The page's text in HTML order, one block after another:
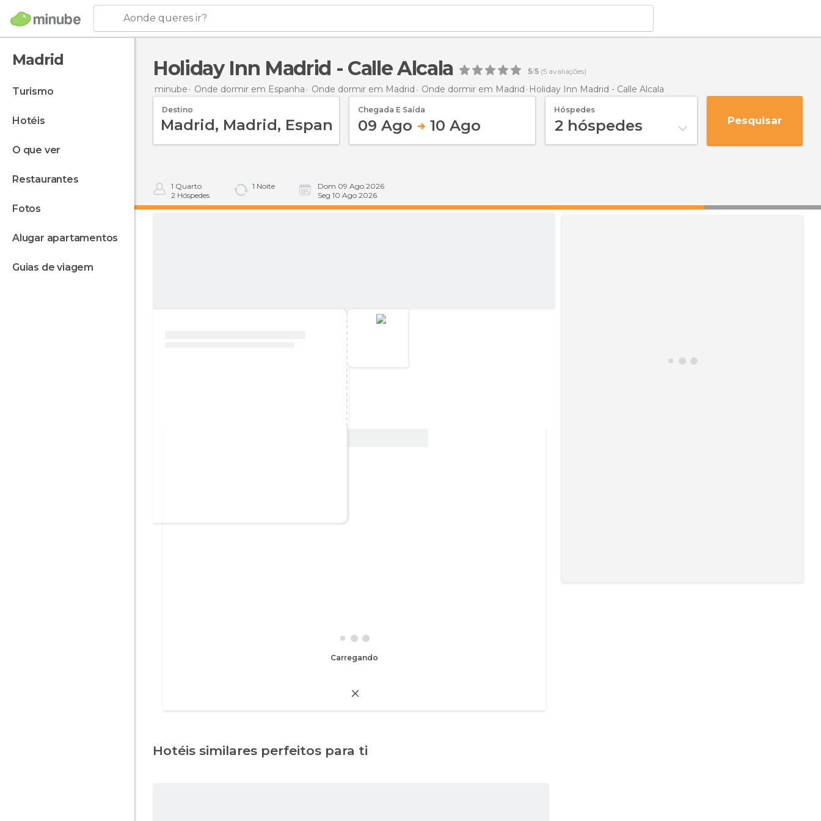
Aonde queres ir?
Madrid
turismo
hotéis
o que ver
restaurantes
fotos
alugar apartamentos
guias de viagem
Holiday Inn Madrid - Calle Alcala 5/5 (5 avaliações)
minube Onde dormir em Espanha Onde dormir em Madrid Onde dormir em Madrid Holiday Inn Madrid - Calle Alcala
Destino Chegada E Saída
09 Ago 10 Ago
Hóspedes
2 hóspedes Pesquisar
1 Quarto
2 Hóspedes
1 Noite
Dom 09 Ago 2026
Seg 10 Ago 2026
Carregando
Hotéis similares perfeitos para ti